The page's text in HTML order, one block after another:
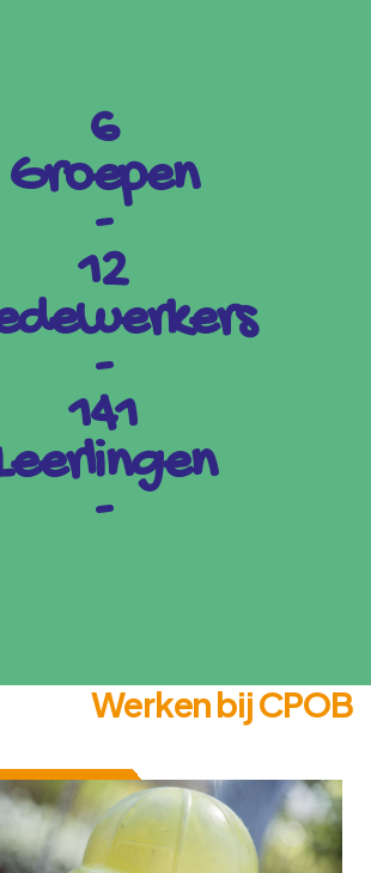
6
Groepen
-
12
-
141
-
Werken bij CPOB